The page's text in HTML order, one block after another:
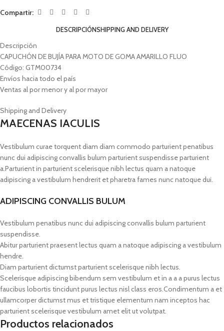
Compartir:
DESCRIPCIÓNSHIPPING AND DELIVERY
Descripción
CAPUCHÓN DE BUJÍA PARA MOTO DE GOMA AMARILLO FLUO
Código: GTM00734
Envíos hacia todo el país
Ventas al por menor y al por mayor
Shipping and Delivery
MAECENAS IACULIS
Vestibulum curae torquent diam diam commodo parturient penatibus
nunc dui adipiscing convallis bulum parturient suspendisse parturient
a.Parturient in parturient scelerisque nibh lectus quam a natoque
adipiscing a vestibulum hendrerit et pharetra fames nunc natoque dui.
ADIPISCING CONVALLIS BULUM
Vestibulum penatibus nunc dui adipiscing convallis bulum parturient
suspendisse.
Abitur parturient praesent lectus quam a natoque adipiscing a vestibulum
hendre.
Diam parturient dictumst parturient scelerisque nibh lectus.
Scelerisque adipiscing bibendum sem vestibulum et in a a a purus lectus
faucibus lobortis tincidunt purus lectus nisl class eros.Condimentum a et
ullamcorper dictumst mus et tristique elementum nam inceptos hac
parturient scelerisque vestibulum amet elit ut volutpat.
Productos relacionados